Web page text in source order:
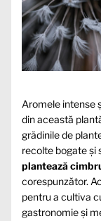
Aromele intense
din această
grădinile de
recolte bogate și
plantează
corespunzător.
pentru a cultiva
gastronomie și